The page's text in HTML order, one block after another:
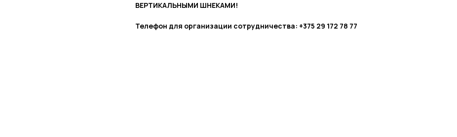
ВЕРТИКАЛЬНЫМИ ШНЕКАМИ!
Телефон для организации сотрудничества: +375 29 172 78 77